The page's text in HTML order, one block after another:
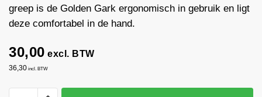
greep is de Golden Gark ergonomisch in gebruik en ligt
deze comfortabel in de hand.
30,00 excl. BTW
36,30 incl. BTW